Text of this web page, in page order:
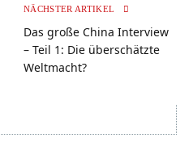
NÄCHSTER ARTIKEL
Das große China Interview
– Teil 1: Die überschätzte
Weltmacht?